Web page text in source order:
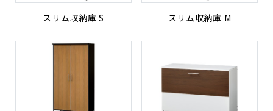
スリム収納庫 S スリム収納庫 M